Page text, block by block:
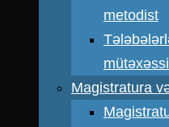
metodist
Magistratura